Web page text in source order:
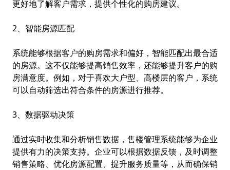
更好地了解客户需求，提供个性化的购房建议。
2、智能房源匹配
系统能够根据客户的购房需求和偏好，智能匹配出最合适
的房源。这不仅能够提高销售效率，还能够提升客户的购
房满意度。例如，对于喜欢大户型、高楼层的客户，系统
可以自动筛选出符合条件的房源进行推荐。
3、数据驱动决策
通过实时收集和分析销售数据，售楼管理系统能够为企业
提供有力的决策支持。企业可以根据数据反馈，及时调整
销售策略、优化房源配置、提升服务质量等，从而确保销